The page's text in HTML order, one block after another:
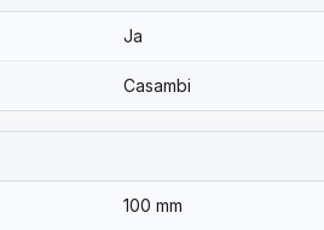
Ja
Casambi
100 mm